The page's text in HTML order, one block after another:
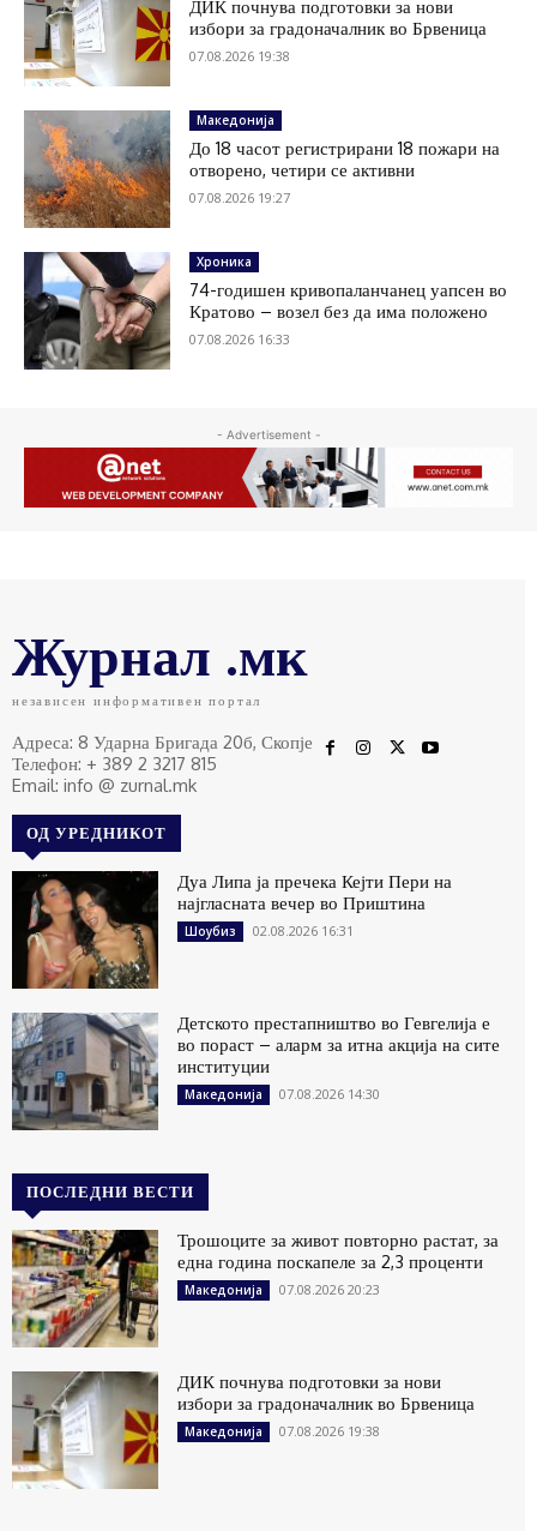
ДИК почнува подготовки за нови
избори за градоначалник во Брвеница
07.08.2026 19:38
Македонија
До 18 часот регистрирани 18 пожари на
отворено, четири се активни
07.08.2026 19:27
Хроника
74-годишен кривопаланчанец уапсен во
Кратово – возел без да има положено
07.08.2026 16:33
- Advertisement -
Журнал .мк
независен информативен портал
Адреса: 8 Ударна Бригада 20б, Скопје
Телефон: + 389 2 3217 815
Email: info @ zurnal.mk
ОД УРЕДНИКОТ
Дуа Липа ја пречека Кејти Пери на
најгласната вечер во Приштина
Шоубиз 02.08.2026 16:31
Детското престапништво во Гевгелија е
во пораст – аларм за итна акција на сите
институции
Македонија 07.08.2026 14:30
ПОСЛЕДНИ ВЕСТИ
Трошоците за живот повторно растат, за
една година поскапеле за 2,3 проценти
Македонија 07.08.2026 20:23
ДИК почнува подготовки за нови
избори за градоначалник во Брвеница
Македонија 07.08.2026 19:38